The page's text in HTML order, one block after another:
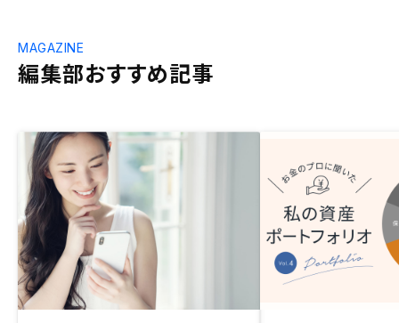
編集部おすすめ記事
MAGAZINE